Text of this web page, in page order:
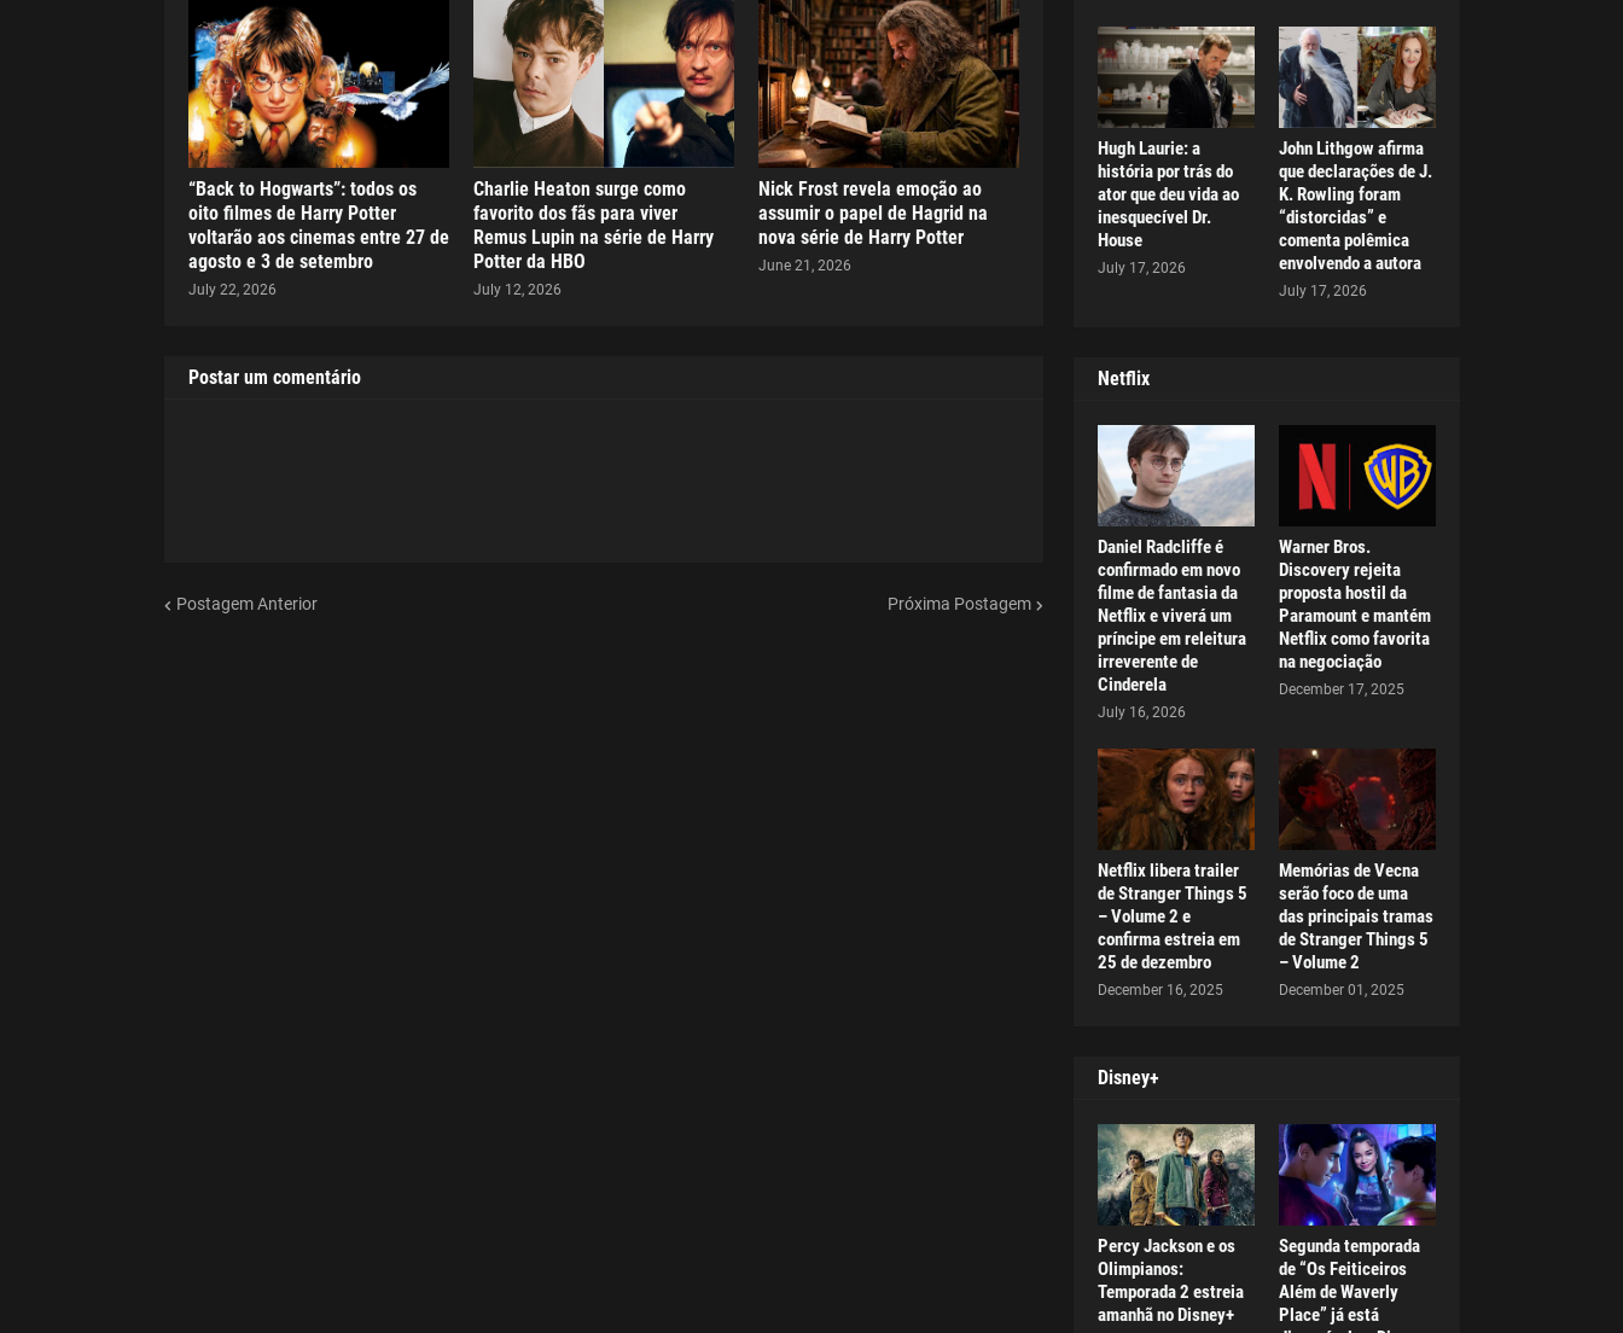
“Back to Hogwarts”: todos os
oito filmes de Harry Potter
voltarão aos cinemas entre 27 de
agosto e 3 de setembro
July 22, 2026
Charlie Heaton surge como
favorito dos fãs para viver
Remus Lupin na série de Harry
Potter da HBO
July 12, 2026
Nick Frost revela emoção ao
assumir o papel de Hagrid na
nova série de Harry Potter
June 21, 2026
Postar um comentário
Postagem Anterior Próxima Postagem
Hugh Laurie: a
história por trás do
ator que deu vida ao
inesquecível Dr.
House
July 17, 2026
John Lithgow afirma
que declarações de J.
K. Rowling foram
“distorcidas” e
comenta polêmica
envolvendo a autora
July 17, 2026
Netflix
Daniel Radcliffe é
confirmado em novo
filme de fantasia da
Netflix e viverá um
príncipe em releitura
irreverente de
Cinderela
July 16, 2026
Warner Bros.
Discovery rejeita
proposta hostil da
Paramount e mantém
Netflix como favorita
na negociação
December 17, 2025
Netflix libera trailer
de Stranger Things 5
– Volume 2 e
confirma estreia em
25 de dezembro
December 16, 2025
Memórias de Vecna
serão foco de uma
das principais tramas
de Stranger Things 5
– Volume 2
December 01, 2025
Disney+
Percy Jackson e os
Olimpianos:
Temporada 2 estreia
amanhã no Disney+
Segunda temporada
de “Os Feiticeiros
Além de Waverly
Place” já está